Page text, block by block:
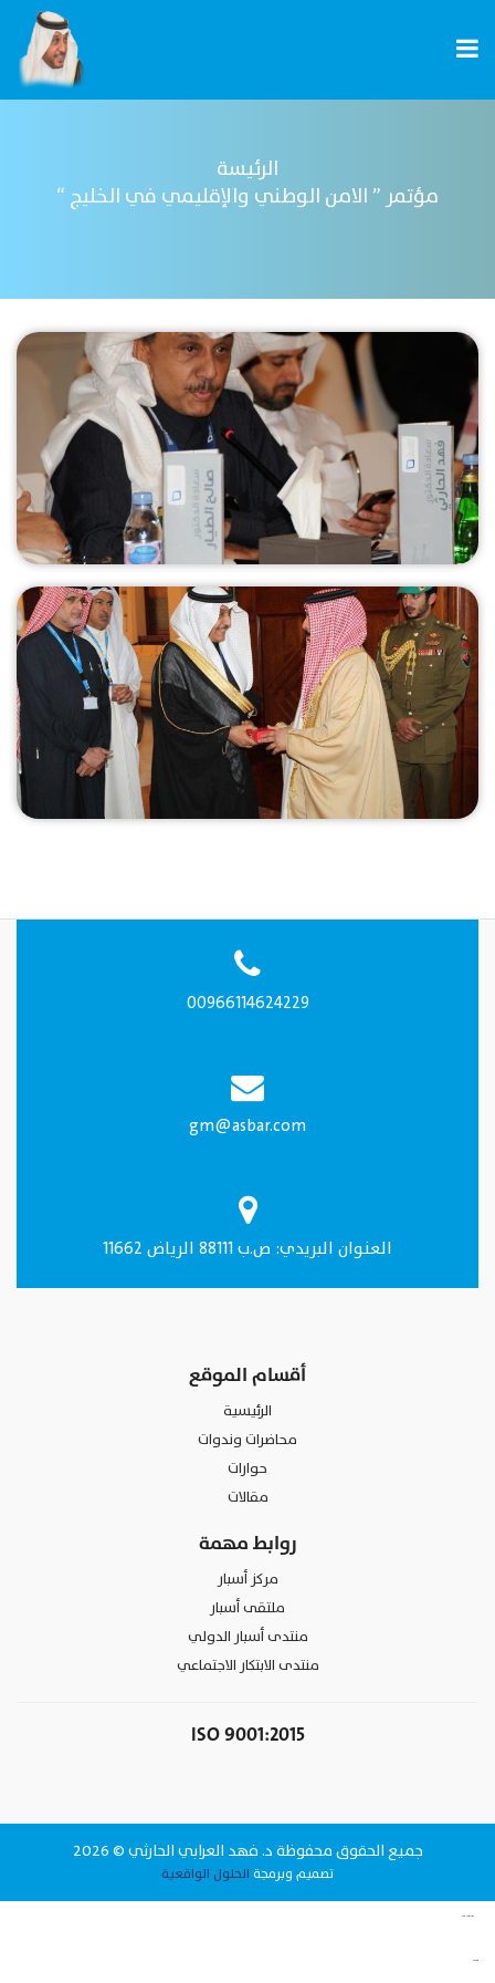
الرئيسة
مؤتمر ” الامن الوطني والإقليمي في الخليج “
00966114624229
gm@asbar.com
العنـوان البريدي: ص.ب 88111 الرياض 11662
أقسام الموقع
الرئيسية
محاضرات وندوات
حوارات
مقالات
روابط مهمة
مركز أسبار
ملتقى أسبار
منتدى أسبار الدولي
منتدى الابتكار الاجتماعي
ISO 9001:2015
جميع الحقوق محفوظة د. فهد العرابي الحارثي © 2026
تصميم وبرمجة الحلول الواقعية